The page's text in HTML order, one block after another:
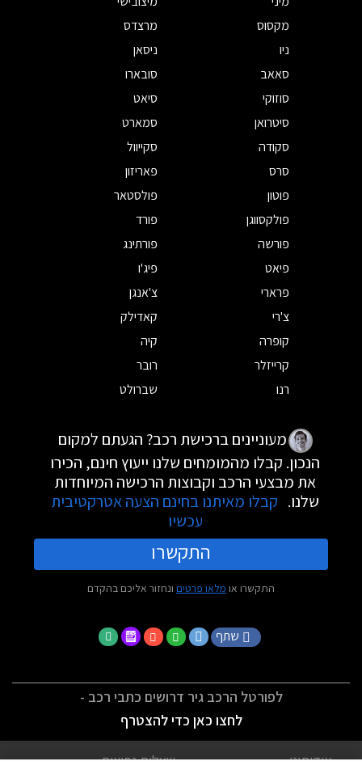
מקסוס
מרצדס
ניו
ניסאן
סאאב
סובארו
סוזוקי
סיאט
סיטרואן
סמארט
סקודה
סקייוול
סרס
פאריזון
פוטון
פולסטאר
פולקסווגן
פורד
פורשה
פורתינג
פיאט
פיג'ו
פרארי
צ'אנגן
צ'רי
קאדילק
קופרה
קיה
קרייזלר
רובר
רנו
שברולט
מעוניינים ברכישת רכב? הגעתם למקום
הנכון. קבלו מהמומחים שלנו ייעוץ חינם, הכירו
את מבצעי הרכב וקבוצות הרכישה המיוחדות
שלנו. קבלו מאיתנו בחינם הצעה אטרקטיבית
עכשיו
התקשרו
התקשרו או מלאו פרטים ונחזור אליכם בהקדם
שתף
לפורטל הרכב גיר דרושים כתבי רכב -
לחצו כאן כדי להצטרף
אודותינו שאלות נפוצות